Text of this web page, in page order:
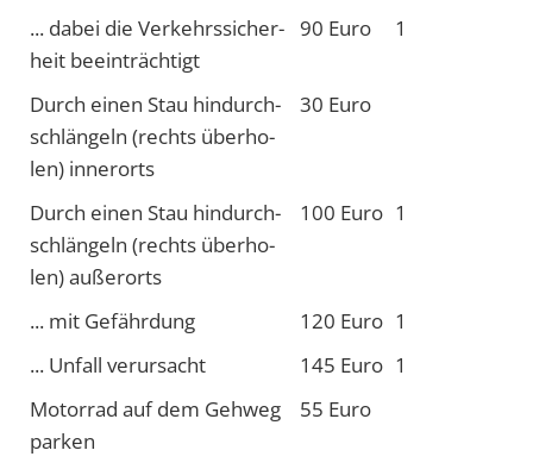
... da­bei die Ver­kehrs­sicher­
heit be­ein­träch­tigt
90 Eu­ro 1
Durch einen Stau hin­durch­
schlän­geln (rechts ü­ber­ho­
len) in­ner­orts
30 Eu­ro
Durch einen Stau hin­durch­
schlän­geln (rechts ü­ber­ho­
len) au­ßer­orts
100 Eu­ro 1
... mit Ge­fähr­dung 120 Eu­ro 1
... Un­fall ver­ur­sacht
145 Eu­ro 1
Motor­rad auf dem Geh­weg
parken
55 Eu­ro